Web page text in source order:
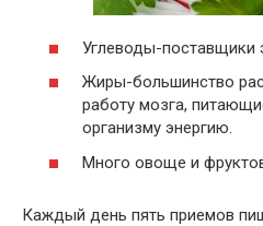
Углеводы-поставщики
Жиры-большинство
работу мозга,
организму энергию.
Много овоще и
Каждый день пять приемов